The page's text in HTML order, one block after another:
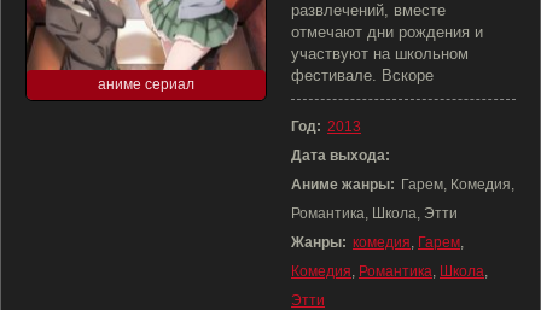
аниме сериал
развлечений, вместе
отмечают дни рождения и
участвуют на школьном
фестивале. Вскоре
Год: 2013
Дата выхода:
Аниме жанры: Гарем, Комедия,
Романтика, Школа, Этти
Жанры: комедия, Гарем,
Комедия, Романтика, Школа,
Этти